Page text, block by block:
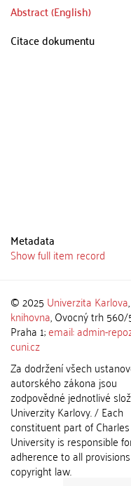
Abstract (English)
Citace dokumentu
Metadata
Show full item record
© 2025 Univerzita Karlova,
knihovna, Ovocný trh 560/
Praha 1;email: admin-
cuni.cz
Za dodržení všech
autorského zákona jsou
zodpovědné jednotlivé
Univerzity Karlovy. / Each
constituent part of Charles
University is responsible
adherence to all
copyright law.